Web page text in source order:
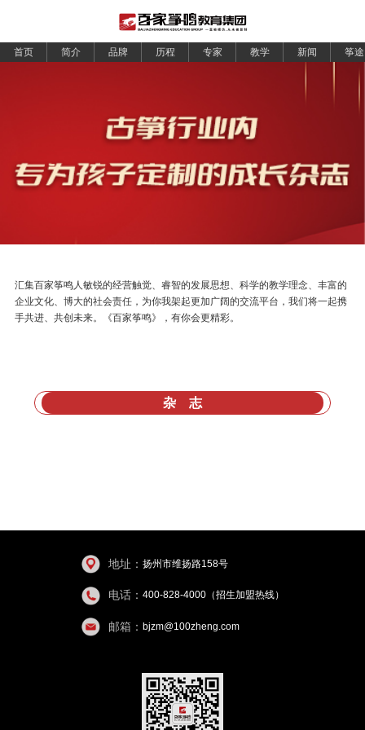
首页 简介 品牌 历程 专家 教学 新闻 筝途
汇集百家筝鸣人敏锐的经营触觉、睿智的发展思想、科学的教学理念、丰富的
企业文化、博大的社会责任，为你我架起更加广阔的交流平台，我们将一起携
手共进、共创未来。《百家筝鸣》，有你会更精彩。
杂 志
地址： 扬州市维扬路158号
电话： 400-828-4000（招生加盟热线）
邮箱： bjzm@100zheng.com